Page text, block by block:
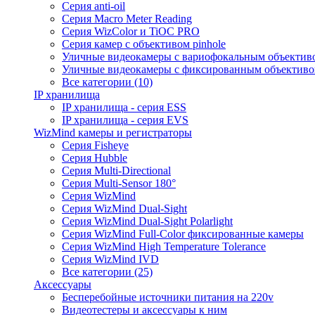
Серия anti-oil
Серия Macro Meter Reading
Серия WizColor и TiOC PRO
Серия камер с объективом pinhole
Уличные видеокамеры с вариофокальным
Уличные видеокамеры с фиксированным
Все категории (10)
IP хранилища
IP хранилища - серия ESS
IP хранилища - серия EVS
WizMind камеры и регистраторы
Серия Fisheye
Серия Hubble
Серия Multi-Directional
Серия Multi-Sensor 180°
Серия WizMind
Серия WizMind Dual-Sight
Серия WizMind Dual-Sight Polarlight
Серия WizMind Full-Color фиксированные камеры
Серия WizMind High Temperature Tolerance
Серия WizMind IVD
Все категории (25)
Аксессуары
Бесперебойные источники питания на 220v
Видеотестеры и аксессуары к ним